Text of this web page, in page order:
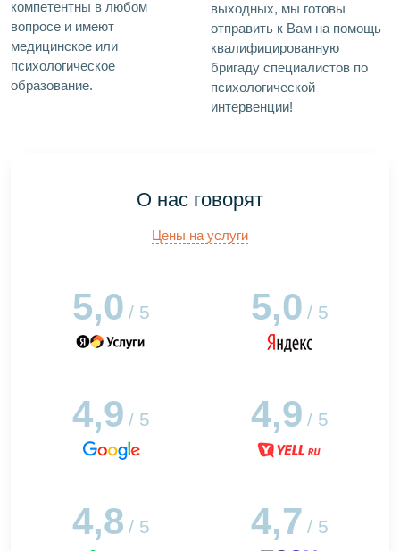
компетентны в любом
вопросе и имеют
медицинское или
психологическое
образование.
выходных, мы готовы
отправить к Вам на помощь
квалифицированную
бригаду специалистов по
психологической
интервенции!
О нас говорят
Цены на услуги
5,0 / 5 5,0 / 5
4,9 / 5 4,9 / 5
4,8 / 5 4,7 / 5